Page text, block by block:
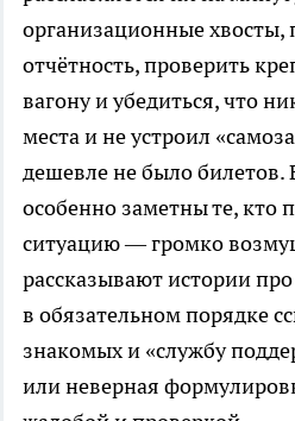
организационные хвосты,
отчётность, проверить
вагону и убедиться, что
места и не устроил
дешевле не было билетов.
особенно заметны те, кто
ситуацию — громко
рассказывают истории
в обязательном порядке
знакомых и «службу
или неверная